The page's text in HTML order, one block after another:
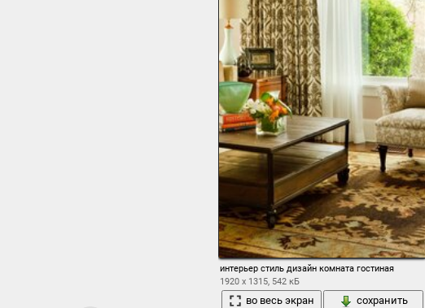
интерьер стиль дизайн комната гостиная
1920 x 1315, 542 кБ
во весь экран сохранить